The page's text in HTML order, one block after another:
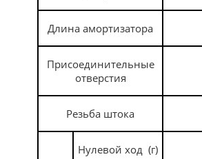
Длина амортизатора
Присоединительные
отверстия
Резьба штока
Нулевой ход (г)